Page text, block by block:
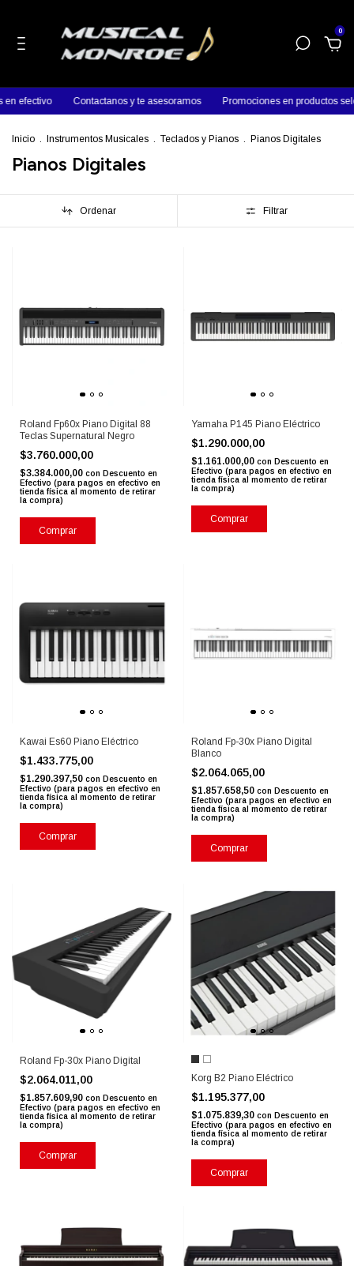
0
Contactanos y te asesoramos Promociones en productos
Inicio . Instrumentos Musicales . Teclados y Pianos . Pianos Digitales
Pianos Digitales
Ordenar Filtrar
Roland Fp60x Piano Digital 88
Teclas Supernatural Negro
$3.760.000,00
$3.384.000,00 con Descuento en
Efectivo (para pagos en efectivo en
tienda física al momento de retirar
la compra)
Comprar
Yamaha P145 Piano Eléctrico
$1.290.000,00
$1.161.000,00 con Descuento en
Efectivo (para pagos en efectivo en
tienda física al momento de retirar
la compra)
Comprar
Kawai Es60 Piano Eléctrico
$1.433.775,00
$1.290.397,50 con Descuento en
Efectivo (para pagos en efectivo en
tienda física al momento de retirar
la compra)
Comprar
Roland Fp-30x Piano Digital
Blanco
$2.064.065,00
$1.857.658,50 con Descuento en
Efectivo (para pagos en efectivo en
tienda física al momento de retirar
la compra)
Roland Fp-30x Piano Digital
$2.064.011,00
$1.857.609,90 con Descuento en
Efectivo (para pagos en efectivo en
tienda física al momento de retirar
la compra)
Korg B2 Piano Eléctrico
$1.195.377,00
$1.075.839,30 con Descuento en
Efectivo (para pagos en efectivo en
tienda física al momento de retirar
la compra)
Comprar